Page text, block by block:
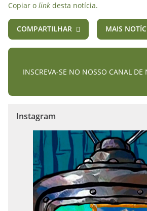
Copiar o link desta notícia.
COMPARTILHAR MAIS
INSCREVA-SE NO NOSSO CANAL DE
Instagram